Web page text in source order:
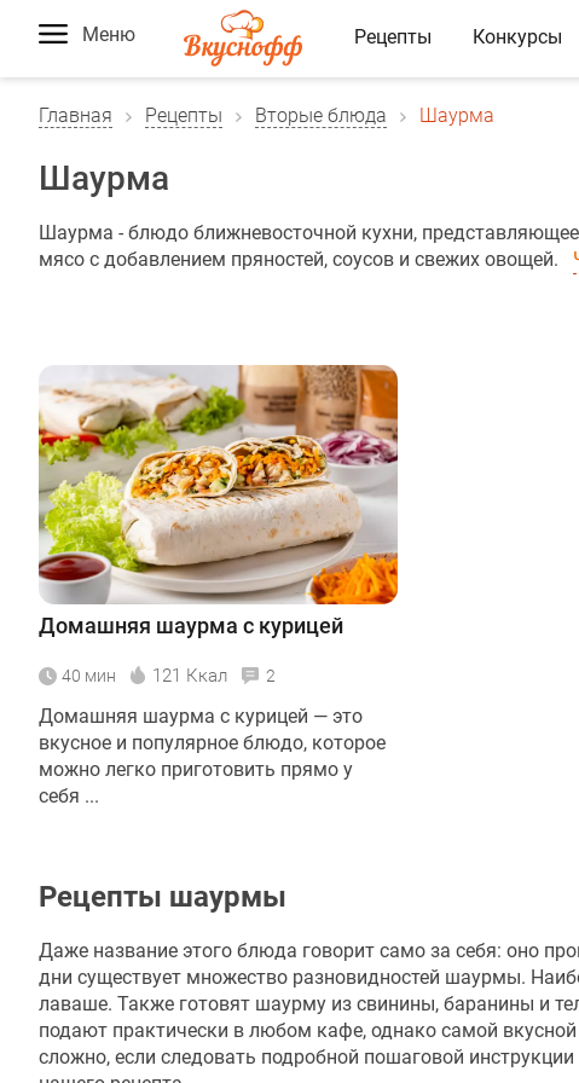
Меню Рецепты Конкурсы
Главная Рецепты Вторые блюда Шаурма
Шаурма
Шаурма - блюдо ближневосточной кухни,
мясо с добавлением пряностей, соусов и свежих овощей.
Домашняя шаурма с курицей
40 мин 121 Ккал 2
Домашняя шаурма с курицей — это
вкусное и популярное блюдо, которое
можно легко приготовить прямо у
себя ...
Рецепты шаурмы
Даже название этого блюда говорит само за себя: оно
дни существует множество разновидностей шаурмы.
лаваше. Также готовят шаурму из свинины, баранины и
подают практически в любом кафе, однако самой
сложно, если следовать подробной пошаговой